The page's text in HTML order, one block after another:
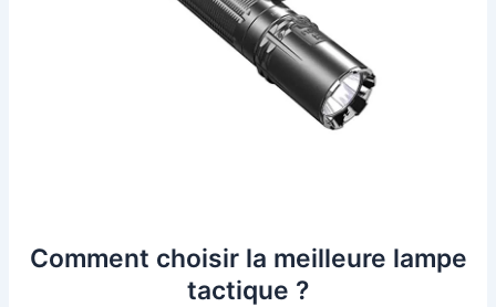
Comment choisir la meilleure lampe
tactique ?